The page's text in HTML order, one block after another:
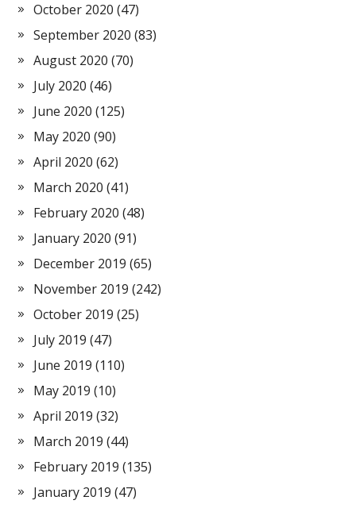
October 2020 (47)
September 2020 (83)
August 2020 (70)
July 2020 (46)
June 2020 (125)
May 2020 (90)
April 2020 (62)
March 2020 (41)
February 2020 (48)
January 2020 (91)
December 2019 (65)
November 2019 (242)
October 2019 (25)
July 2019 (47)
June 2019 (110)
May 2019 (10)
April 2019 (32)
March 2019 (44)
February 2019 (135)
January 2019 (47)